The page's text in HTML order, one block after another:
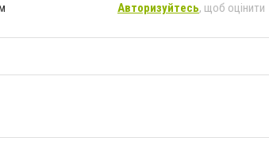
Авторизуйтесь, щоб оцінити